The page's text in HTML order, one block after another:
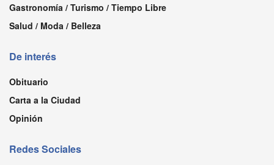
Gastronomía / Turismo / Tiempo Libre
Salud / Moda / Belleza
De interés
Obituario
Carta a la Ciudad
Opinión
Redes Sociales